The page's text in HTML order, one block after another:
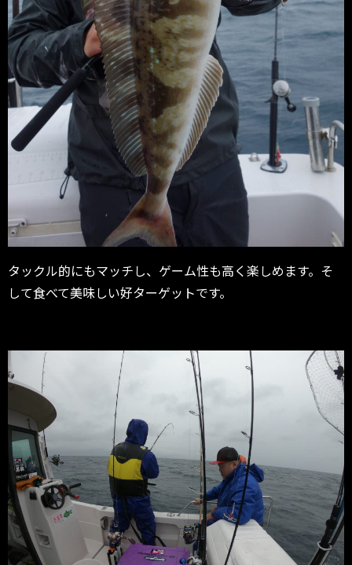
タックル的にもマッチし、ゲーム性も高く楽しめます。そ
して食べて美味しい好ターゲットです。